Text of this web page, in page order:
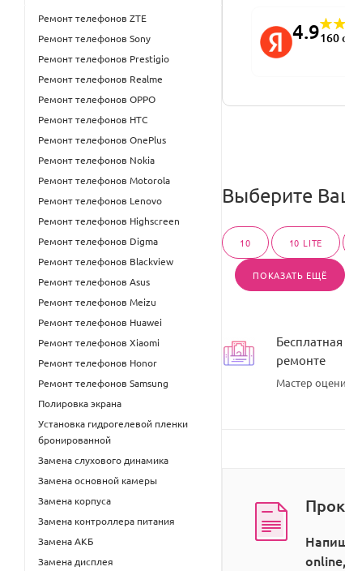
4.9160
Выберите
10 10 LITE
ПОКАЗАТЬ ЕЩЁ
ремонте
Мастер
Ремонт телефонов ZTE
Ремонт телефонов Sony
Ремонт телефонов Prestigio
Ремонт телефонов Realme
Ремонт телефонов OPPO
Ремонт телефонов HTC
Ремонт телефонов OnePlus
Ремонт телефонов Nokia
Ремонт телефонов Motorola
Ремонт телефонов Lenovo
Ремонт телефонов Highscreen
Ремонт телефонов Digma
Ремонт телефонов Blackview
Ремонт телефонов Asus
Ремонт телефонов Meizu
Ремонт телефонов Huawei
Ремонт телефонов Xiaomi
Ремонт телефонов Honor
Ремонт телефонов Samsung
Полировка экрана
Установка гидрогелевой пленки
бронированной
Замена слухового динамика
Замена основной камеры
Замена корпуса
Замена контроллера питания
Замена АКБ
Замена дисплея